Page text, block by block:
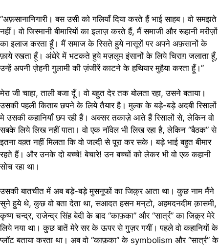
“अफ़सानानिगारी। बस उसी को गलियाँ दिया करते हैं भाई साहब। वो समझते
नहीं। वो जिस्मानी बीमारियों का इलाज़ करते हैं, मैं समाजी और रूहानी मरीज़ों
का इलाज करता हूँ। मैं समाज के रिसते हुये नासूरों पर अपने अफ़सानों के
फ़ाये रखता हूँ। अंधेरे में भटकते हुये मज़लूम इंसानों के लिये चिराग़ जलाता हूँ,
उन्हें अपनी ज़ेहनी गुलामी की ज़ंजीरें काटने के हथियार मुहैया करता हूँ।”
मेरा जी चाहा, ताली बजा दूँ। वो बहुत देर तक बोलता रहा, उसने बताया।
उसकी पहली किताब छपने के लिये तैयार है। मुल्क के बड़े-बड़े अदबी रिसालों
मे उसकी कहानियाँ छप रही हैं। अक्सर तकाज़े आते हैं रिसालों से, लेकिन वो
सबके लिये लिख नहीं पाता। वो एक नॉवेल भी लिख रहा है, लेकिन “बैठक” से
इतना वक़्त नहीं मिलता कि वो जल्दी से पूरा कर सके। बड़े भाई बहुत बीमार
रहते हैं। और उनके दो बच्चे! बेचारे! उन बच्चों को लेकर भी वो एक कहानी
सोच रहा था।
उसकी बातचीत में अब बड़े-बड़े मुसनूफों का जिक़्र आता था। कुछ नाम मैंने
सुने हुये थे, कुछ वो बता देता था, सआदत हसन मन्‌टो, अहमदनदीम क़ासमी,
कृष्ण चन्द्र, राजेन्द्र सिंह बेदी के बाद “काफ़का” और “सार्त्र” का जिक़्र मेरे
लिये नया था। कुछ बातें मेरे सर के ऊपर से गुज़र गयीं। पहले वो कहानियों के
प्लॉट बताया करता था। अब वो “काफ़का” के symbolism और “सार्त्र” के